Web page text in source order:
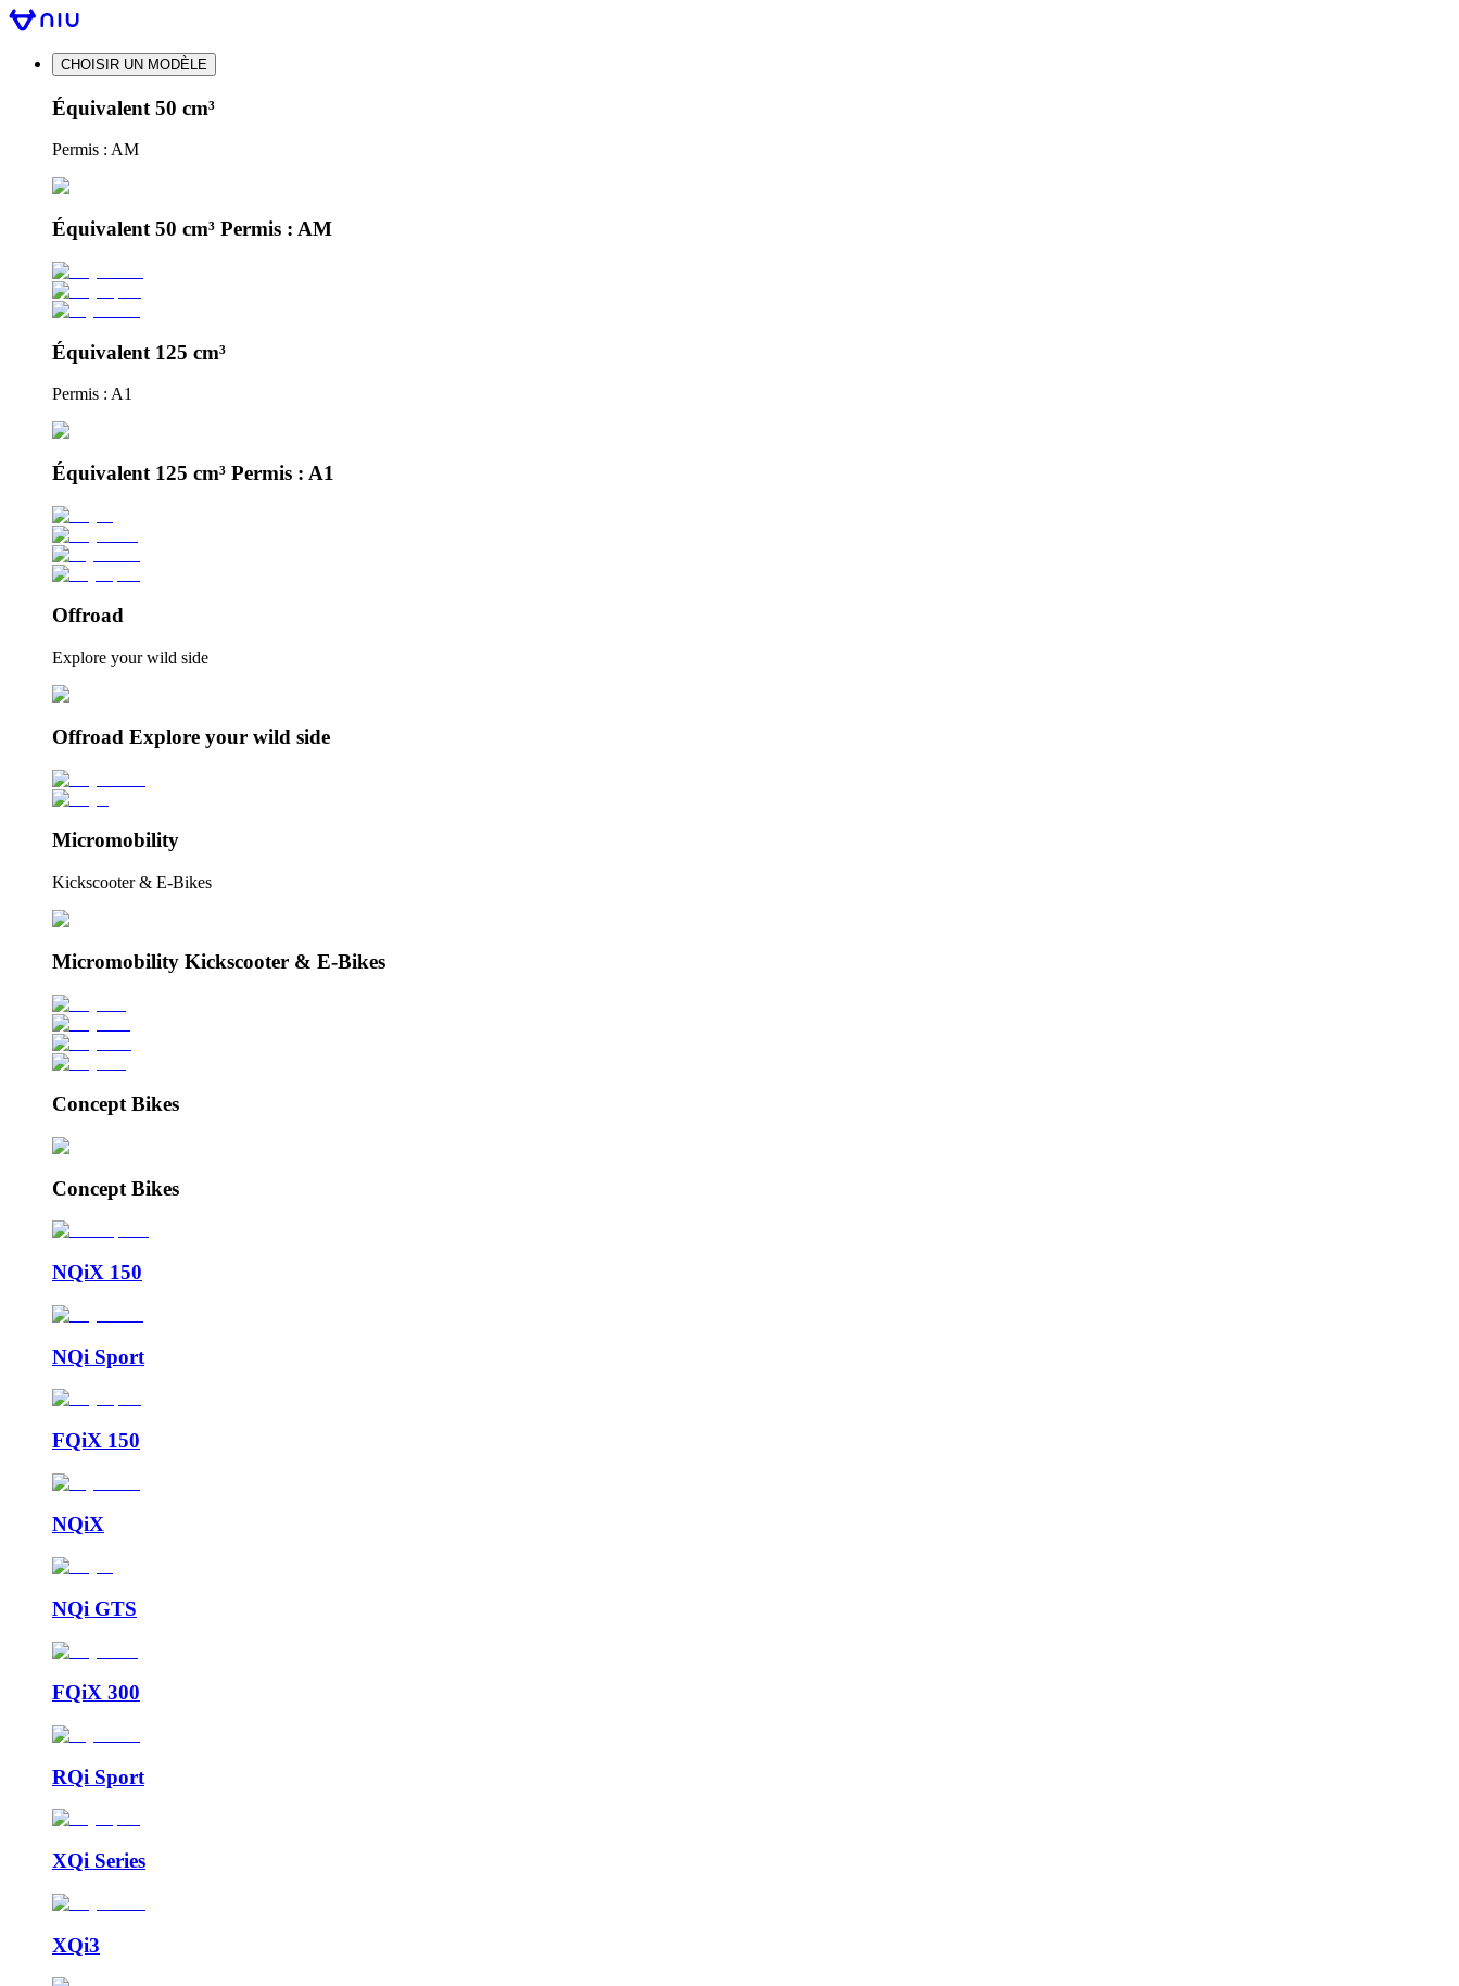
CHOISIR UN MODÈLE
Équivalent 50 cm³
Permis : AM
Équivalent 50 cm³ Permis : AM
Équivalent 125 cm³
Permis : A1
Équivalent 125 cm³ Permis : A1
Offroad
Explore your wild side
Offroad Explore your wild side
Micromobility
Kickscooter & E-Bikes
Micromobility Kickscooter & E-Bikes
Concept Bikes
Concept Bikes
NQiX 150
NQi Sport
FQiX 150
NQiX
NQi GTS
FQiX 300
RQi Sport
XQi Series
XQi3